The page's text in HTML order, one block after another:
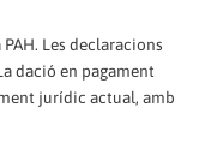
Les declaracions
dació en pagament
jurídic actual, amb